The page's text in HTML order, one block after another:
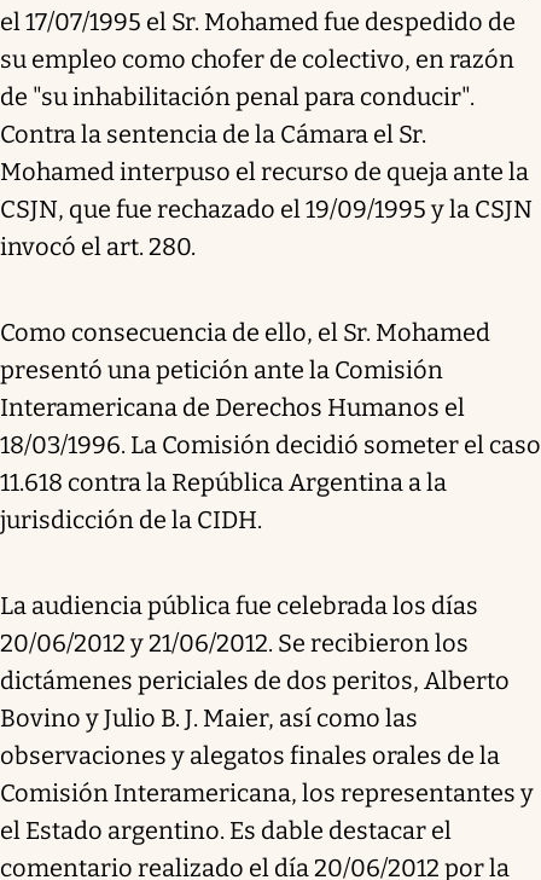
el 17/07/1995 el Sr. Mohamed fue despedido de
su empleo como chofer de colectivo, en razón
de "su inhabilitación penal para conducir".
Contra la sentencia de la Cámara el Sr.
Mohamed interpuso el recurso de queja ante la
CSJN, que fue rechazado el 19/09/1995 y la CSJN
invocó el art. 280.
Como consecuencia de ello, el Sr. Mohamed
presentó una petición ante la Comisión
Interamericana de Derechos Humanos el
18/03/1996. La Comisión decidió someter el caso
11.618 contra la República Argentina a la
jurisdicción de la CIDH.
La audiencia pública fue celebrada los días
20/06/2012 y 21/06/2012. Se recibieron los
dictámenes periciales de dos peritos, Alberto
Bovino y Julio B. J. Maier, así como las
observaciones y alegatos finales orales de la
Comisión Interamericana, los representantes y
el Estado argentino. Es dable destacar el
comentario realizado el día 20/06/2012 por la